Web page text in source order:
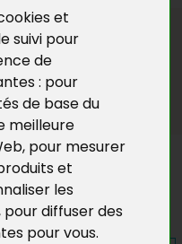
et
suivi pour
de
: pour
de base du
meilleure
, pour mesurer
et
les
pour diffuser des
pour vous.